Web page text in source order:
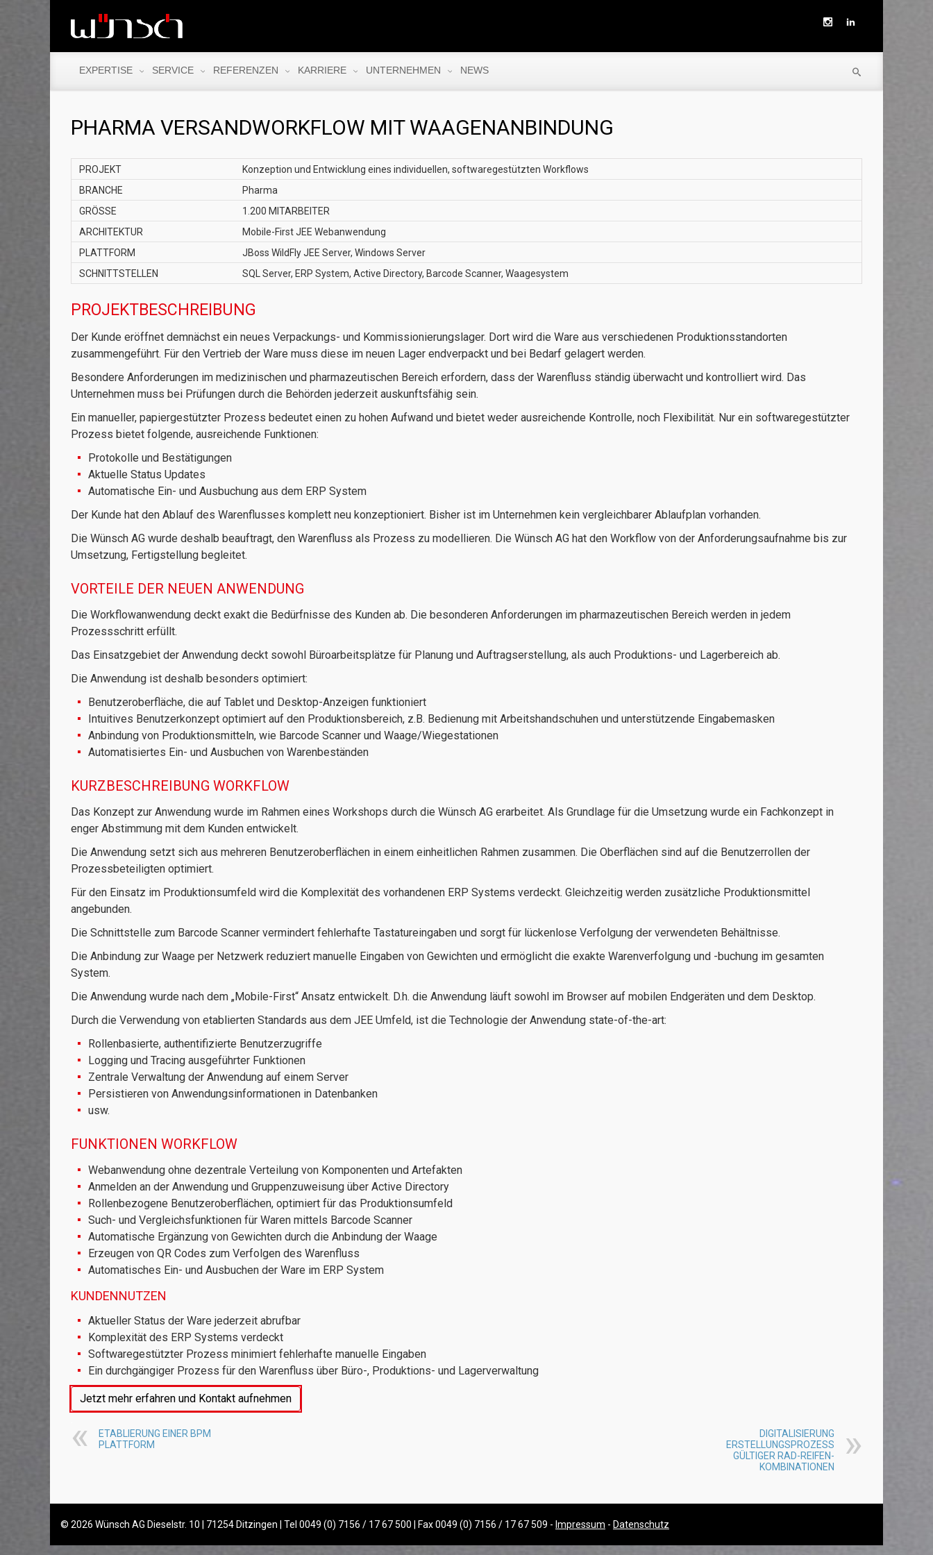
EXPERTISE SERVICE REFERENZEN KARRIERE UNTERNEHMEN NEWS
PHARMA VERSANDWORKFLOW MIT WAAGENANBINDUNG
PROJEKT
Konzeption und Entwicklung eines individuellen, softwaregestützten Workflows
BRANCHE
Pharma
GRÖSSE
1.200 MITARBEITER
ARCHITEKTUR
Mobile-First JEE Webanwendung
PLATTFORM
JBoss WildFly JEE Server, Windows Server
SCHNITTSTELLEN
SQL Server, ERP System, Active Directory, Barcode Scanner, Waagesystem
PROJEKTBESCHREIBUNG
Der Kunde eröffnet demnächst ein neues Verpackungs- und Kommissionierungslager. Dort wird die Ware aus verschiedenen Produktionsstandorten
zusammengeführt. Für den Vertrieb der Ware muss diese im neuen Lager endverpackt und bei Bedarf gelagert werden.
Besondere Anforderungen im medizinischen und pharmazeutischen Bereich erfordern, dass der Warenfluss ständig überwacht und kontrolliert wird. Das
Unternehmen muss bei Prüfungen durch die Behörden jederzeit auskunftsfähig sein.
Ein manueller, papiergestützter Prozess bedeutet einen zu hohen Aufwand und bietet weder ausreichende Kontrolle, noch Flexibilität. Nur ein softwaregestützter
Prozess bietet folgende, ausreichende Funktionen:
Protokolle und Bestätigungen
Aktuelle Status Updates
Automatische Ein- und Ausbuchung aus dem ERP System
Der Kunde hat den Ablauf des Warenflusses komplett neu konzeptioniert. Bisher ist im Unternehmen kein vergleichbarer Ablaufplan vorhanden.
Die Wünsch AG wurde deshalb beauftragt, den Warenfluss als Prozess zu modellieren. Die Wünsch AG hat den Workflow von der Anforderungsaufnahme bis zur
Umsetzung, Fertigstellung begleitet.
VORTEILE DER NEUEN ANWENDUNG
Die Workflowanwendung deckt exakt die Bedürfnisse des Kunden ab. Die besonderen Anforderungen im pharmazeutischen Bereich werden in jedem
Prozessschritt erfüllt.
Das Einsatzgebiet der Anwendung deckt sowohl Büroarbeitsplätze für Planung und Auftragserstellung, als auch Produktions- und Lagerbereich ab.
Die Anwendung ist deshalb besonders optimiert:
Benutzeroberfläche, die auf Tablet und Desktop-Anzeigen funktioniert
Intuitives Benutzerkonzept optimiert auf den Produktionsbereich, z.B. Bedienung mit Arbeitshandschuhen und unterstützende Eingabemasken
Anbindung von Produktionsmitteln, wie Barcode Scanner und Waage/Wiegestationen
Automatisiertes Ein- und Ausbuchen von Warenbeständen
KURZBESCHREIBUNG WORKFLOW
Das Konzept zur Anwendung wurde im Rahmen eines Workshops durch die Wünsch AG erarbeitet. Als Grundlage für die Umsetzung wurde ein Fachkonzept in
enger Abstimmung mit dem Kunden entwickelt.
Die Anwendung setzt sich aus mehreren Benutzeroberflächen in einem einheitlichen Rahmen zusammen. Die Oberflächen sind auf die Benutzerrollen der
Prozessbeteiligten optimiert.
Für den Einsatz im Produktionsumfeld wird die Komplexität des vorhandenen ERP Systems verdeckt. Gleichzeitig werden zusätzliche Produktionsmittel
angebunden.
Die Schnittstelle zum Barcode Scanner vermindert fehlerhafte Tastatureingaben und sorgt für lückenlose Verfolgung der verwendeten Behältnisse.
Die Anbindung zur Waage per Netzwerk reduziert manuelle Eingaben von Gewichten und ermöglicht die exakte Warenverfolgung und -buchung im gesamten
System.
Die Anwendung wurde nach dem „Mobile-First“ Ansatz entwickelt. D.h. die Anwendung läuft sowohl im Browser auf mobilen Endgeräten und dem Desktop.
Durch die Verwendung von etablierten Standards aus dem JEE Umfeld, ist die Technologie der Anwendung state-of-the-art:
Rollenbasierte, authentifizierte Benutzerzugriffe
Logging und Tracing ausgeführter Funktionen
Zentrale Verwaltung der Anwendung auf einem Server
Persistieren von Anwendungsinformationen in Datenbanken
usw.
FUNKTIONEN WORKFLOW
Webanwendung ohne dezentrale Verteilung von Komponenten und Artefakten
Anmelden an der Anwendung und Gruppenzuweisung über Active Directory
Rollenbezogene Benutzeroberflächen, optimiert für das Produktionsumfeld
Such- und Vergleichsfunktionen für Waren mittels Barcode Scanner
Automatische Ergänzung von Gewichten durch die Anbindung der Waage
Erzeugen von QR Codes zum Verfolgen des Warenfluss
Automatisches Ein- und Ausbuchen der Ware im ERP System
KUNDENNUTZEN
Aktueller Status der Ware jederzeit abrufbar
Komplexität des ERP Systems verdeckt
Softwaregestützter Prozess minimiert fehlerhafte manuelle Eingaben
Ein durchgängiger Prozess für den Warenfluss über Büro-, Produktions- und Lagerverwaltung
Jetzt mehr erfahren und Kontakt aufnehmen
ETABLIERUNG EINER BPM
PLATTFORM
DIGITALISIERUNG
ERSTELLUNGSPROZESS
GÜLTIGER RAD-REIFEN-
KOMBINATIONEN
© 2026 Wünsch AG Dieselstr. 10 | 71254 Ditzingen | Tel 0049 (0) 7156 / 17 67 500 | Fax 0049 (0) 7156 / 17 67 509 - Impressum - Datenschutz